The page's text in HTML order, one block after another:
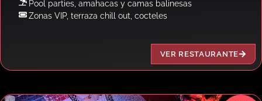
Pool parties, amahacas y camas balinesas
Zonas VIP, terraza chill out, cocteles
VER RESTAURANTE